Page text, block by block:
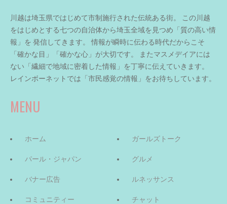
川越は埼玉県ではじめて市制施行された伝統ある街。 この川越
をはじめとする七つの自治体から埼玉全域を見つめ「質の高い情
報」を 発信してきます。 情報が瞬時に伝わる時代だからこそ
「確かな目」「確かな心」が大切です。 またマスメデイアには
ない「繊細で地域に密着した情報」を丁寧に伝えていきます。
レインボーネットでは「市民感覚の情報」をお待ちしています。
MENU
ホーム
パール・ジャパン
バナー広告
コミュニティー
ガールズトーク
グルメ
ルネッサンス
チャット